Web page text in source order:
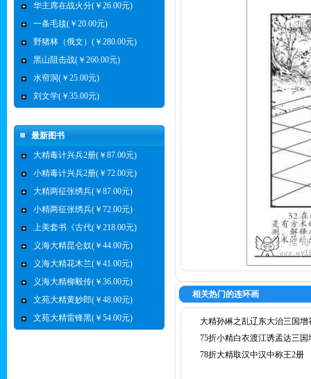
华主席在战火分(￥26.00元)
一条毛毯(￥20.00元)
野猪林（俄文）(￥280.00元)
黑山阻击战(￥260.00元)
水帘洞(￥25.00元)
刘文学(￥35.00元)
最新图书
大精毒计兴兵2册(￥87.00元)
小精毒计兴兵2册(￥72.00元)
大精两征张绣兵(￥87.00元)
小精两征张绣兵(￥72.00元)
上美套书《古代(￥218.00元)
义海大精昆仑奴(￥44.00元)
义海大精花木兰(￥41.00元)
义海大精柳毅传(￥36.00元)
文苑大精黄妙郎(￥48.00元)
文苑大精雷锋黑(￥54.00元)
相关热门的连环画
大精孙綝之乱辽东大治三国增
75折小精白衣渡江诱孟达三国
78折大精取汉中汉中称王2册